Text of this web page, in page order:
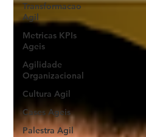
Transformacao
Agil
Metricas KPIs
Ageis
Agilidade
Organizacional
Cultura Agil
Cases Ageis
Palestra Agil